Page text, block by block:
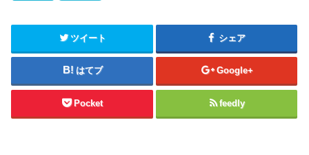
ツイート シェア
はてブ Google+
Pocket feedly